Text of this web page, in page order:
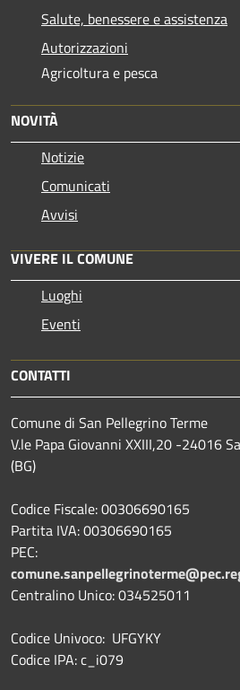
Salute, benessere e assistenza
Autorizzazioni
Agricoltura e pesca
NOVITÀ
Notizie
Comunicati
Avvisi
VIVERE IL COMUNE
Luoghi
Eventi
CONTATTI
Comune di San Pellegrino Terme
V.le Papa Giovanni XXIII,20 -24016
(BG)
Codice Fiscale: 00306690165
Partita IVA: 00306690165
PEC:
Centralino Unico: 034525011
Codice Univoco: UFGYKY
Codice IPA: c_i079